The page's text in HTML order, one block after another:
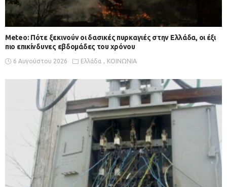
Meteo: Πότε ξεκινούν οι δασικές πυρκαγιές στην Ελλάδα, οι έξι
πιο επικίνδυνες εβδομάδες του χρόνου
6 Αυγούστου 2026 Ελλάδα ΚΟΙΝΩΝΙΑ